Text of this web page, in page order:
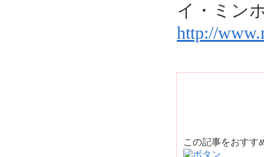
イ・ミ
http://
この記事をおす